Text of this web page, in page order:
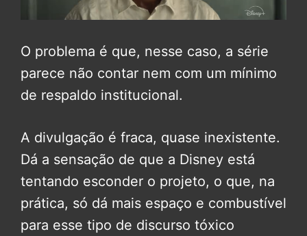
O problema é que, nesse caso, a série
parece não contar nem com um mínimo
de respaldo institucional.
A divulgação é fraca, quase inexistente.
Dá a sensação de que a Disney está
tentando esconder o projeto, o que, na
prática, só dá mais espaço e combustível
para esse tipo de discurso tóxico